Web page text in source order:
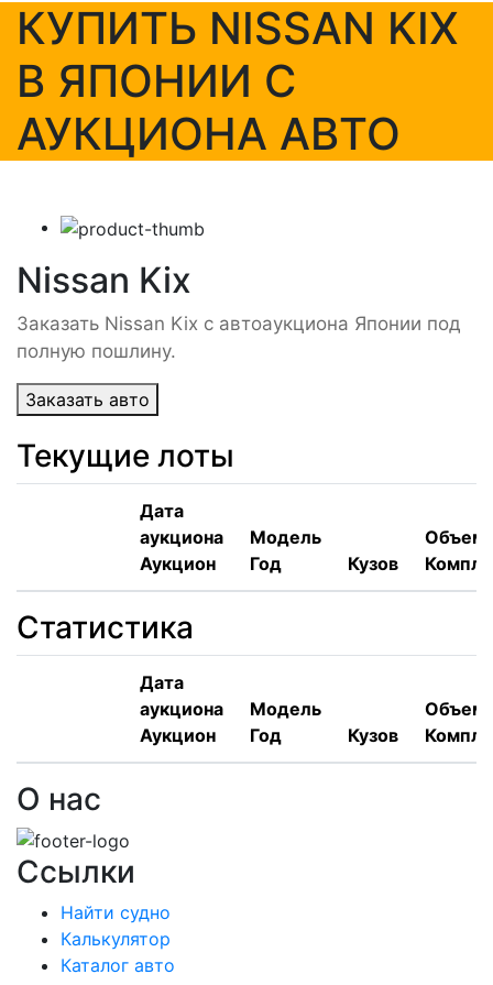
КУПИТЬ NISSAN KIX
В ЯПОНИИ С
АУКЦИОНА АВТО
Nissan Kix
Заказать Nissan Kix с автоаукциона Японии под
полную пошлину.
Заказать авто
Текущие лоты
Дата
аукциона
Аукцион
Модель
Год
Кузов
Объем,
Статистика
Дата
аукциона
Аукцион
Модель
Год
Кузов
Объем,
О нас
Ссылки
Найти судно
Калькулятор
Каталог авто